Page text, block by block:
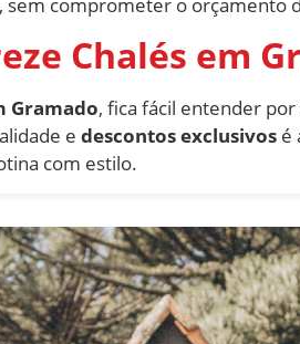
Chalés em
Gramado, fica fácil entender
e descontos exclusivos é
com estilo.